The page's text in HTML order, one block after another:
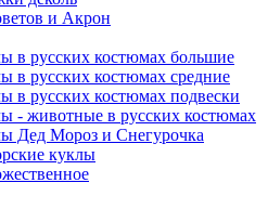
и Акрон
в русских костюмах большие
в русских костюмах средние
в русских костюмах подвески
- животные в русских костюмах
Дед Мороз и Снегурочка
куклы